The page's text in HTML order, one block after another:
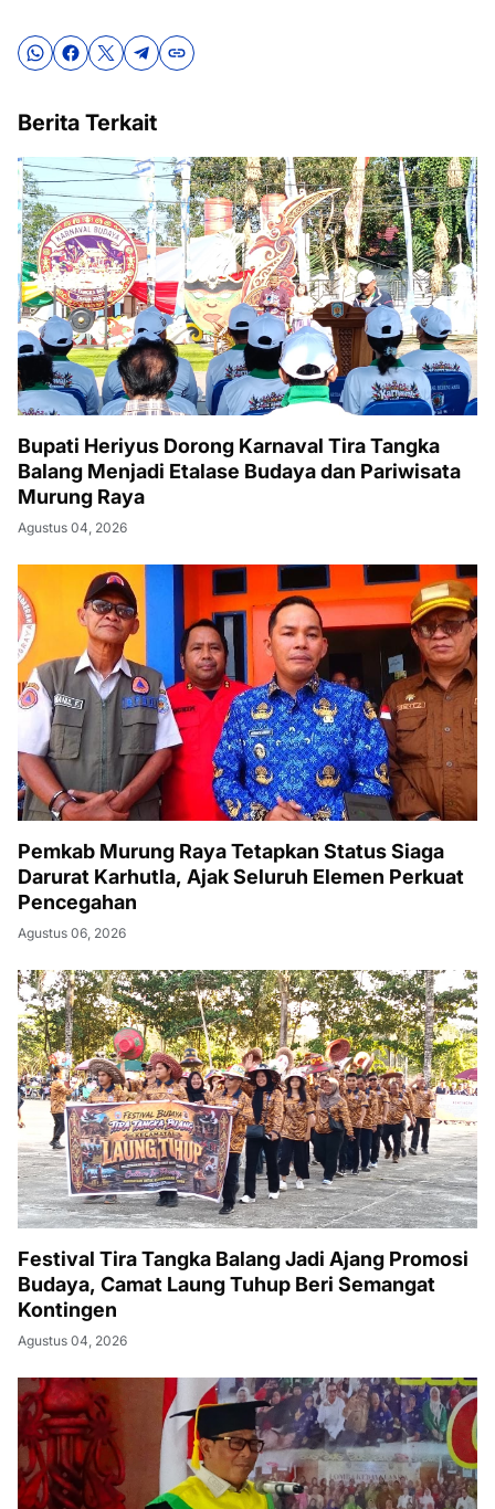
Berita Terkait
Bupati Heriyus Dorong Karnaval Tira Tangka
Balang Menjadi Etalase Budaya dan Pariwisata
Murung Raya
Agustus 04, 2026
Pemkab Murung Raya Tetapkan Status Siaga
Darurat Karhutla, Ajak Seluruh Elemen Perkuat
Pencegahan
Agustus 06, 2026
Festival Tira Tangka Balang Jadi Ajang Promosi
Budaya, Camat Laung Tuhup Beri Semangat
Kontingen
Agustus 04, 2026